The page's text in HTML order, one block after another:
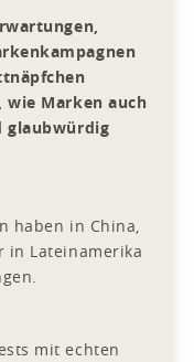
wie Marken auch
glaubwürdig
haben in China,
in Lateinamerika
mit echten